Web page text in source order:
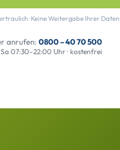
· Keine Weitergabe Ihrer Daten
anrufen: 0800 – 40 70 500
07:30–22:00 Uhr · kostenfrei